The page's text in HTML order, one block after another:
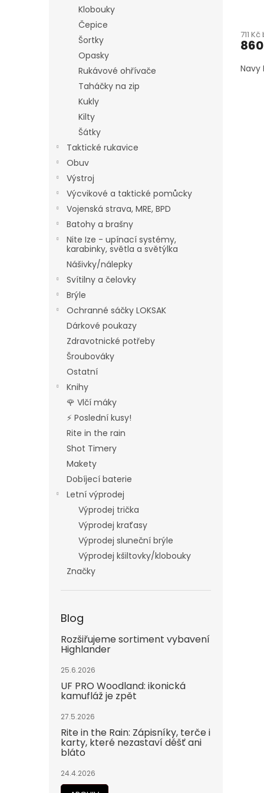
Klobouky
Čepice
Šortky
Opasky
Rukávové ohřívače
Taháčky na zip
Kukly
Kilty
Šátky
Taktické rukavice
Obuv
Výstroj
Výcvikové a taktické pomůcky
Vojenská strava, MRE, BPD
Batohy a brašny
Nite Ize - upínací systémy,
karabinky, světla a světýlka
Nášivky/nálepky
Svítilny a čelovky
Brýle
Ochranné sáčky LOKSAK
Dárkové poukazy
Zdravotnické potřeby
Šroubováky
Ostatní
Knihy
🌹 Vlčí máky
⚡ Poslední kusy!
Rite in the rain
Shot Timery
Makety
Dobíjecí baterie
Letní výprodej
Výprodej trička
Výprodej kraťasy
Výprodej sluneční brýle
Výprodej kšiltovky/klobouky
Značky
Blog
Rozšiřujeme sortiment vybavení
Highlander
25.6.2026
UF PRO Woodland: ikonická
kamufláž je zpět
27.5.2026
Rite in the Rain: Zápisníky, terče i
karty, které nezastaví déšť ani
bláto
24.4.2026
711
Navy